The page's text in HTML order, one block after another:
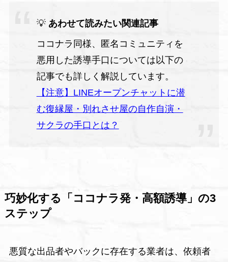
💡 あわせて読みたい関連記事
ココナラ同様、匿名コミュニティを
悪用した誘導手口については以下の
記事でも詳しく解説しています。
【注意】LINEオープンチャットに潜
む復縁屋・別れさせ屋の自作自演・
サクラの手口とは？
巧妙化する「ココナラ発・高額誘導」の3
ステップ
悪質な出品者やバックに存在する業者は、依頼者